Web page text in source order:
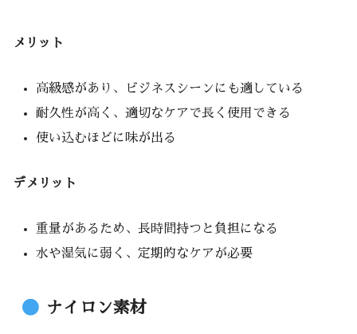
メリット
高級感があり、ビジネスシーンにも適している
耐久性が高く、適切なケアで長く使用できる
使い込むほどに味が出る
デメリット
重量があるため、長時間持つと負担になる
水や湿気に弱く、定期的なケアが必要
ナイロン素材